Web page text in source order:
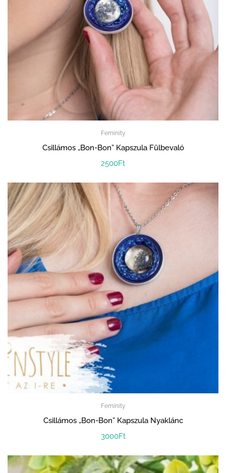
Feminity
Csillámos „Bon-Bon” Kapszula Fülbevaló
2500Ft
Feminity
Csillámos „Bon-Bon” Kapszula Nyaklánc
3000Ft